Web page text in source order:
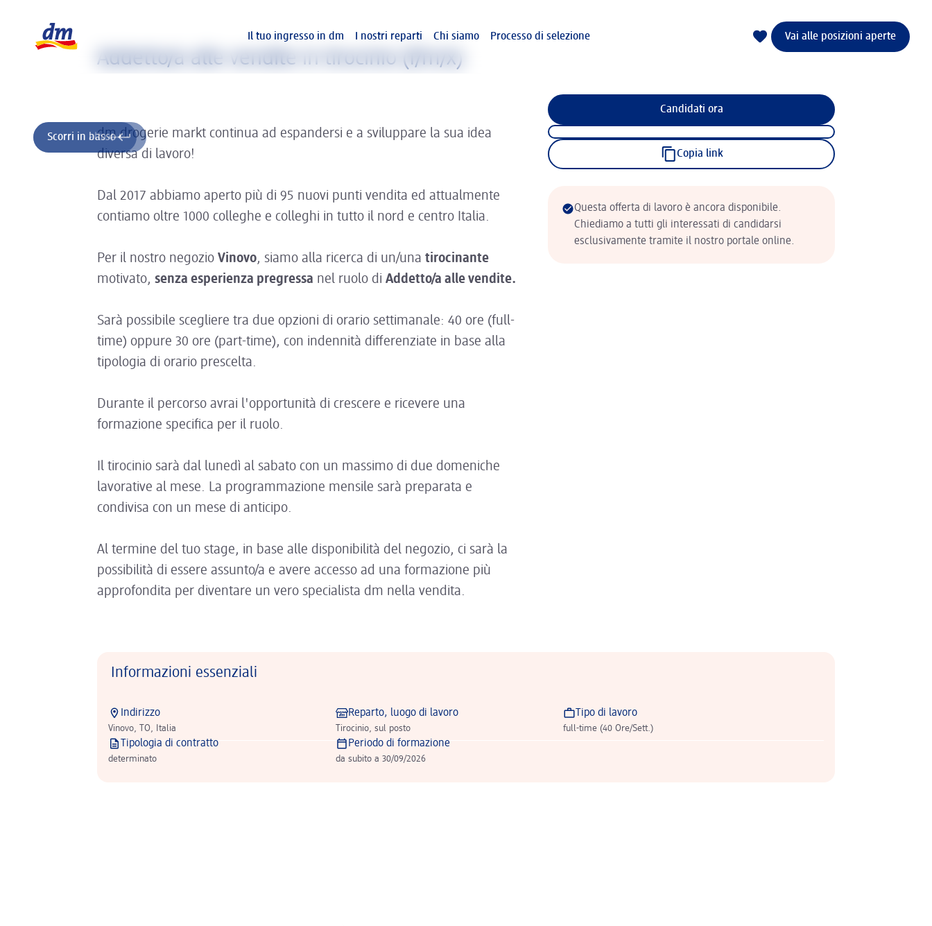
Scorri in alto
Scorri in basso
Il tuo ingresso in dm
I nostri reparti Chi siamo Processo di selezione Vai alle posizioni aperte
Addetto/a alle vendite in tirocinio (f/m/x)
dm drogerie markt continua ad espandersi e a sviluppare la sua idea
diversa di lavoro!
Dal 2017 abbiamo aperto più di 95 nuovi punti vendita ed attualmente
contiamo oltre 1000 colleghe e colleghi in tutto il nord e centro Italia.
Per il nostro negozio Vinovo, siamo alla ricerca di un/una tirocinante
motivato, senza esperienza pregressa nel ruolo di Addetto/a alle vendite.
Sarà possibile scegliere tra due opzioni di orario settimanale: 40 ore (full-
time) oppure 30 ore (part-time), con indennità differenziate in base alla
tipologia di orario prescelta.
Durante il percorso avrai l'opportunità di crescere e ricevere una
formazione specifica per il ruolo.
Il tirocinio sarà dal lunedì al sabato con un massimo di due domeniche
lavorative al mese. La programmazione mensile sarà preparata e
condivisa con un mese di anticipo.
Al termine del tuo stage, in base alle disponibilità del negozio, ci sarà la
possibilità di essere assunto/a e avere accesso ad una formazione più
approfondita per diventare un vero specialista dm nella vendita.
Candidati ora
Copia link
Questa offerta di lavoro è ancora disponibile.
Chiediamo a tutti gli interessati di candidarsi
esclusivamente tramite il nostro portale online.
Informazioni essenziali
Indirizzo
Vinovo, TO, Italia
Reparto, luogo di lavoro
Tirocinio, sul posto
Tipo di lavoro
full-time (40 Ore/Sett.)
Tipologia di contratto
determinato
Periodo di formazione
da subito a 30/09/2026